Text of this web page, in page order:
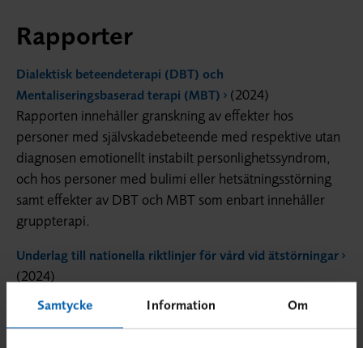
Samtycke Information Om
Rapporter
Dialektisk beteendeterapi (DBT) och
Mentaliseringsbaserad terapi (MBT)
(2024)
Rapporten innehåller granskning av effekter hos
personer med självskadebeteende med respektive utan
diagnosen emotionellt instabilt personlighetssyndrom,
och hos personer med bulimi eller hetsätningsstörning
samt effekter av DBT och MBT som enbart innehåller
gruppterapi.
Underlag till nationella riktlinjer för vård vid ätstörningar
(2024)
SBU har samarbetat med Socialstyrelsen i framtagandet
av kunskapsunderlag till de nationella riktlinjerna för vård